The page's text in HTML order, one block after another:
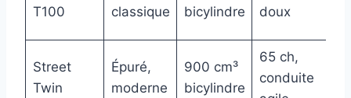
T100
classique
bicylindre
doux
Street
Twin
Épuré,
moderne
900 cm³
bicylindre
65 ch,
conduite